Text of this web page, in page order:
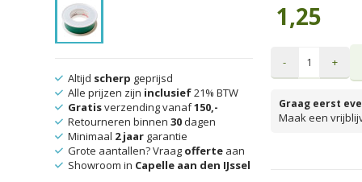
1,25
- +
Graag eerst
Maak een
Altijd scherp geprijsd
Alle prijzen zijn inclusief21% BTW
Gratisverzending vanaf150,-
Retourneren binnen 30dagen
Minimaal 2 jaargarantie
Grote aantallen? Vraag offerteaan
Showroom in Capelle aan den IJssel